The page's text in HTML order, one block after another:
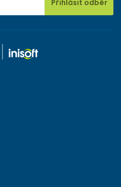
Přihlásit odběr